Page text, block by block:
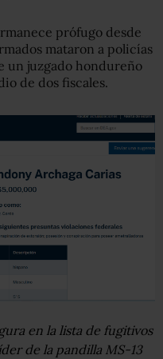
prófugo desde
mataron a policías
un juzgado hondureño
de dos fiscales.
en la lista de fugitivos
de la pandilla MS-13